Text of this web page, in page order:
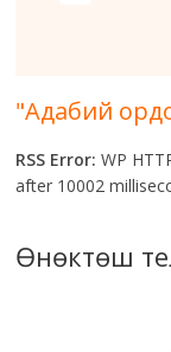
"Адабий
RSS Error: WP
after 10002
Өнөктөш